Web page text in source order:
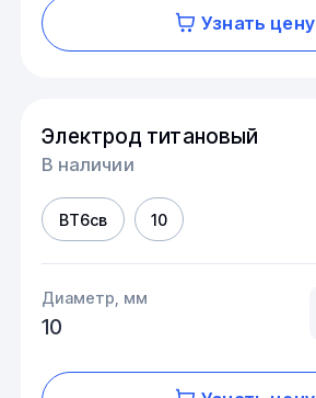
Узнать цену
Электрод титановый
В наличии
ВТ6св 10
Диаметр, мм
10